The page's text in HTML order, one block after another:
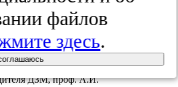
дерматовенеролог
директор
научно-
и
ДЗМ, проф. Н.Н.
заместитель
ДЗМ, проф. А.И.
файлов
здесь.